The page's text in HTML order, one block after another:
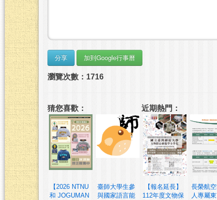
瀏覽次數：1716
猜您喜歡：
【2026 NTNU
和 JOGUMAN
臺師大學生參
與國家語言能
近期熱門：
【報名延長】
112年度文物保
長榮航
人專屬